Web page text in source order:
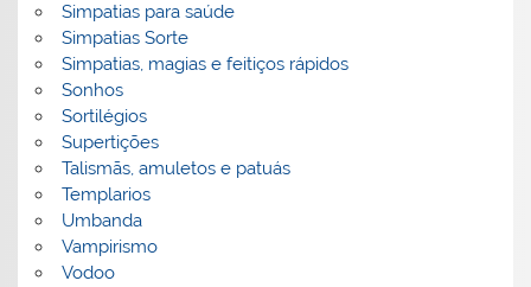
Simpatias para saúde
Simpatias Sorte
Simpatias, magias e feitiços rápidos
Sonhos
Sortilégios
Supertições
Talismãs, amuletos e patuás
Templarios
Umbanda
Vampirismo
Vodoo